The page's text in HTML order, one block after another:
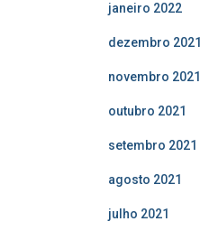
janeiro 2022
dezembro 2021
novembro 2021
outubro 2021
setembro 2021
agosto 2021
julho 2021